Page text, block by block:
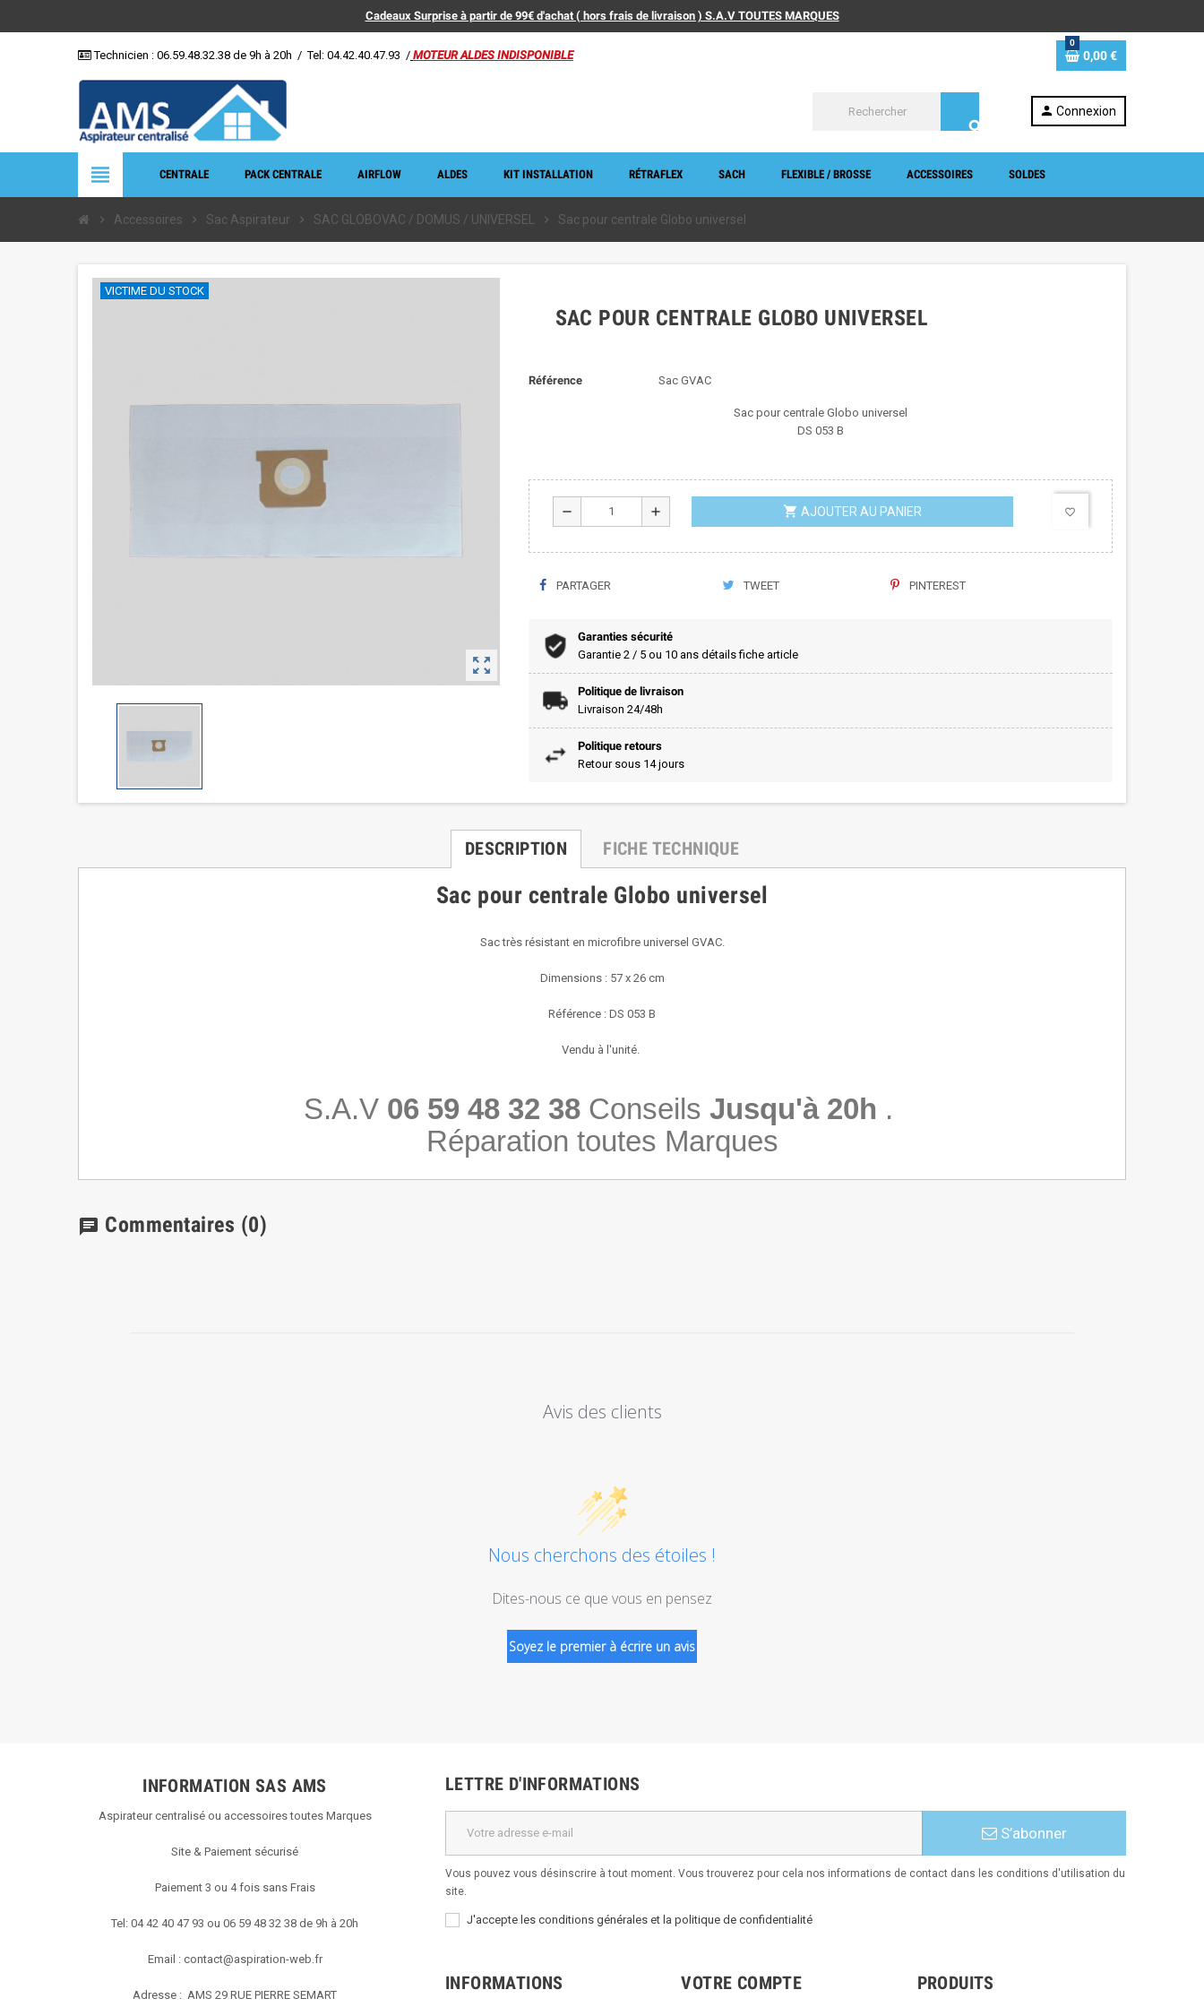
Cadeaux Surprise à partir de 99€ d'achat ( hors frais de livraison ) S.A.V TOUTES MARQUES
Technicien : 06.59.48.32.38 de 9h à 20h / Tel: 04.42.40.47.93 / MOTEUR ALDES INDISPONIBLE
0
0,00 €
search
person Connexion
view_headline CENTRALE PACK CENTRALE AIRFLOW ALDES KIT INSTALLATION RÉTRAFLEX SACH FLEXIBLE / BROSSE ACCESSOIRES SOLDES
chevron_right Accessoires chevron_right Sac Aspirateur chevron_right SAC GLOBOVAC / DOMUS / UNIVERSEL chevron_right Sac pour centrale Globo universel
zoom_out_map
VICTIME DU STOCK
SAC POUR CENTRALE GLOBO UNIVERSEL
Référence Sac GVAC
Sac pour centrale Globo universel
DS 053 B
remove add shopping_cart AJOUTER AU PANIER favorite_border
PARTAGER TWEET PINTEREST
Garanties sécurité
Garantie 2 / 5 ou 10 ans détails fiche article
Politique de livraison
Livraison 24/48h
Politique retours
Retour sous 14 jours
DESCRIPTION FICHE TECHNIQUE
Sac pour centrale Globo universel
Sac très résistant en microfibre universel GVAC.
Dimensions : 57 x 26 cm
Référence : DS 053 B
Vendu à l'unité.
S.A.V 06 59 48 32 38Conseils Jusqu'à 20h .
Réparation toutes Marques
chat Commentaires (0)
Avis des clients
Nous cherchons des étoiles !
Dites-nous ce que vous en pensez
Soyez le premier à écrire un avis
INFORMATION SAS AMS
Aspirateur centralisé ou accessoires toutes Marques
Site & Paiement sécurisé
Paiement 3 ou 4 fois sans Frais
Tel: 04 42 40 47 93 ou 06 59 48 32 38 de 9h à 20h
Email : contact@aspiration-web.fr
Adresse : AMS 29 RUE PIERRE SEMART
LETTRE D'INFORMATIONS
S’abonner
Vous pouvez vous désinscrire à tout moment. Vous trouverez pour cela nos informations de contact dans les conditions d'utilisation du
site.
J'accepte les conditions générales et la politique de confidentialité
INFORMATIONS VOTRE COMPTE PRODUITS